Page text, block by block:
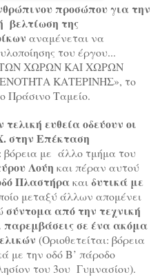
προσώπου για την
βελτίωση της
αναμένεται να
του έργου...
ΧΩΡΩΝ ΚΑΙ ΧΩΡΩΝ
ΚΑΤΕΡΙΝΗΣ», το
Πράσινο Ταμείο.
ευθεία οδεύουν οι
στην Επέκταση
βόρεια με άλλο τμήμα του
Λούη και πέραν αυτού
Πλαστήρακαιδυτικά με
μεταξύ άλλων απομένει
σύντομα από την τεχνική
παρεμβάσεις σε ένα ακόμα
(Οριοθετείται: βόρεια
με την οδό Β’ πάροδο
του 3ου Γυμνασίου).